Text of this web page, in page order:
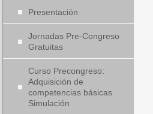
Presentación
Jornadas Pre-Congreso
Gratuitas
Curso Precongreso:
Adquisición de
competencias básicas
Simulación